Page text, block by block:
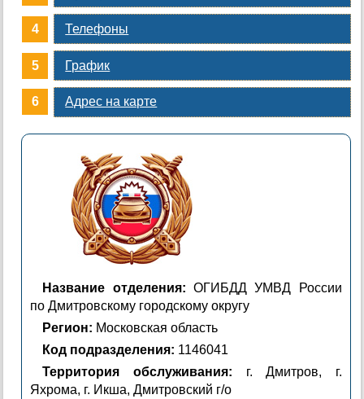
Телефоны
График
Адрес на карте
Название отделения: ОГИБДД УМВД России
по Дмитровскому городскому округу
Регион: Московская область
Код подразделения: 1146041
Территория обслуживания: г. Дмитров, г.
Яхрома, г. Икша, Дмитровский г/о